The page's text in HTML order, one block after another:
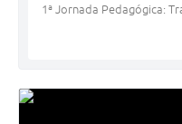
1ª Jornada Pedagógica: